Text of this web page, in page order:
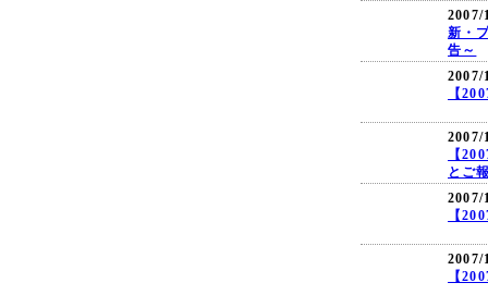
2007/
新・
告～
2007/
【
2007/
【
とご
2007/
【
2007/
【